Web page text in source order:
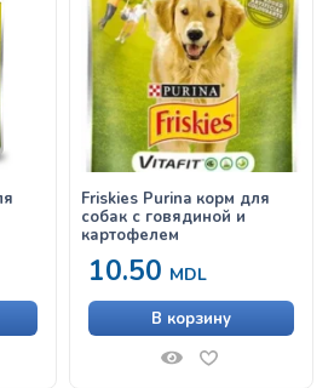
Friskies Purina корм для
собак с говядиной и
картофелем
10.50 MDL
В корзину